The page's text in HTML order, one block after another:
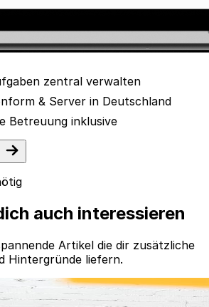
zentral verwalten
& Server in Deutschland
Betreuung inklusive
auch interessieren
Artikel die dir zusätzliche
Hintergründe liefern.